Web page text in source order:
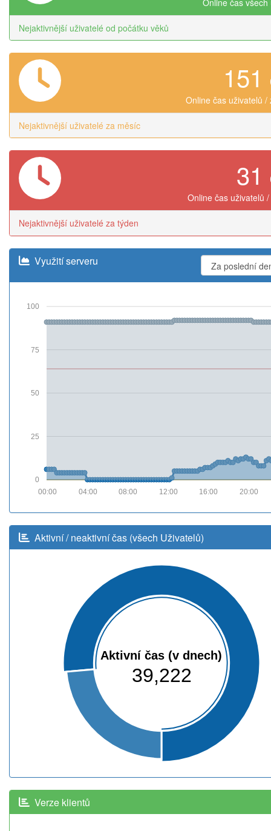
Nejaktivnější uživatelé od počátku věků
151
Online čas uživatelů /
Nejaktivnější uživatelé za měsíc
31
Online čas uživatelů
Nejaktivnější uživatelé za týden
Využití serveru
0
25
50
75
100
20:00
16:00
12:00
08:00
04:00
00:00
Aktivní / neaktivní čas (všech Uživatelů)
Aktivní čas (v dnech)
39,222
Verze klientů